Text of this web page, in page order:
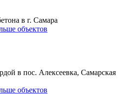
в г. Самара
объектов
в пос. Алексеевка, Самарская
объектов